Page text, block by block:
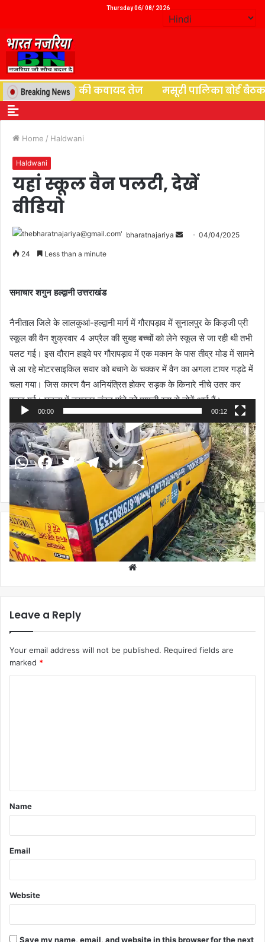
Thursday 06/ 08/ 2026
के पुनर्वास की कवायद तेज मसूरी पालिका बोर्ड बैठक में
Home / Haldwani
Haldwani
यहां स्कूल वैन पलटी, देखें
वीडियो
bharatnajariya 04/04/2025
24 Less than a minute
समाचार शगुन हल्द्वानी उत्तराखंड
नैनीताल जिले के लालकुआं-हल्द्वानी मार्ग में गौरापड़ाव में सुनालपुर के किड्जी प्री
स्कूल की वैन शुक्रवार 4 अप्रैल की सुबह बच्चों को लेने स्कूल से जा रही थी तभी
पलट गई। इस दौरान हाइवे पर गौरापड़ाव में एक मकान के पास तीव्र मोड में सामने
से आ रहे मोटरसाइकिल सवार को बचाने के चक्कर में वैन का अगला टायर गड्ढे में
चला गया। जिस कारण वैन अनियंत्रित होकर सड़क के किनारे नीचे उतर कर
पलट गई। घटना में ड्राइवर चंदन पांडे को मामूली रूप से चोटें आई हैं।
Video
Player
00:00 00:12
WhatsApp
Facebook
Twitter
Telegram
GmailShare
bharatnajariya
Leave a Reply
Your email address will not be published. Required fields are
marked *
Name
Email
Website
Save my name, email, and website in this browser for the next